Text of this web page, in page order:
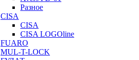
Разное
CISA
CISA
CISA LOGOline
FUARO
MUL-T-LOCK